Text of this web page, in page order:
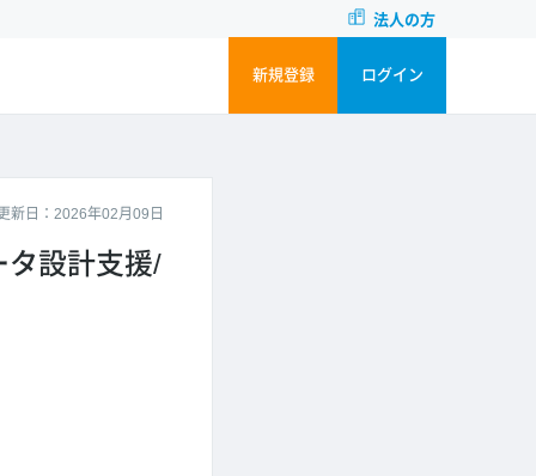
法人の方
新規登録 ログイン
新日：2026年02月09日
タ設計支援/